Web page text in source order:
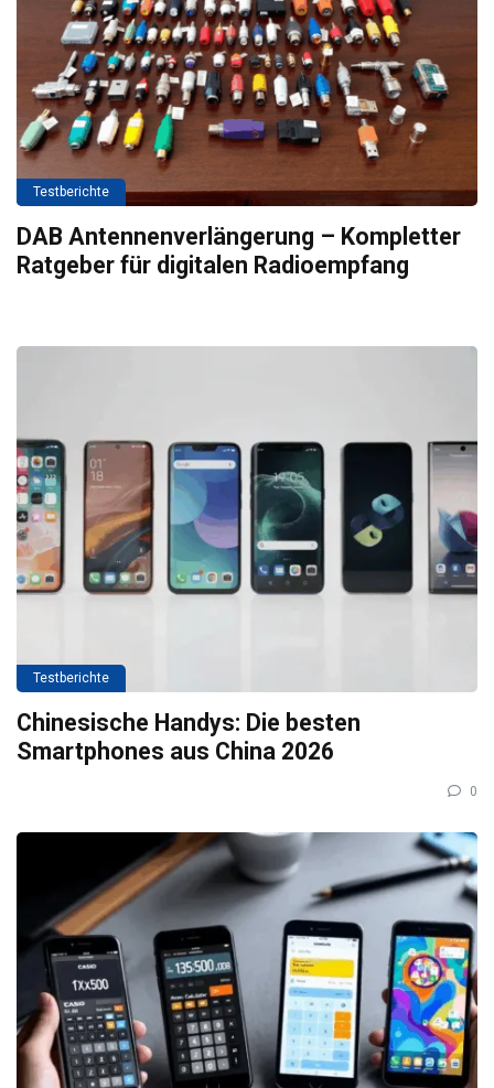
Testberichte
DAB Antennenverlängerung – Kompletter
Ratgeber für digitalen Radioempfang
Testberichte
Chinesische Handys: Die besten
Smartphones aus China 2026
0